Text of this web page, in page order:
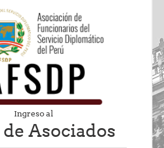
Ingreso al
Asociados